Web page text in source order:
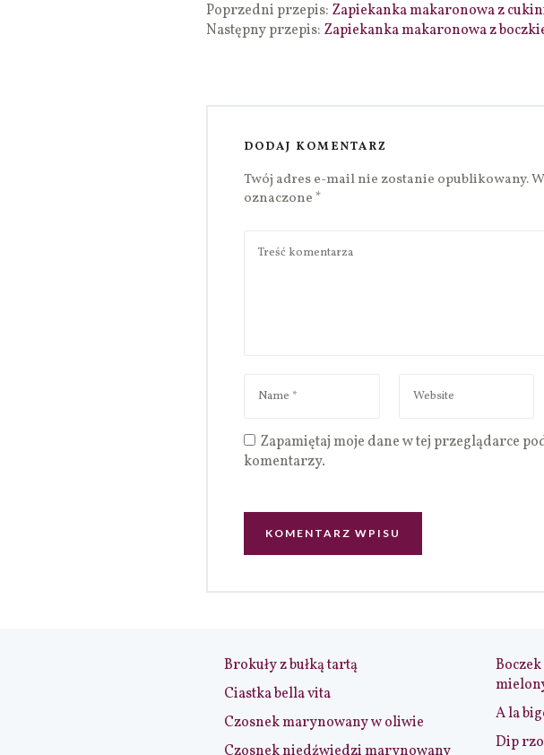
Poprzedni przepis: Zapiekanka makaronowa z
Następny przepis: Zapiekanka makaronowa z
DODAJ KOMENTARZ
Twój adres e-mail nie zostanie opublikowany.
oznaczone *
Zapamiętaj moje dane w tej przeglądarce
komentarzy.
Brokuły z bułką tartą
Ciastka bella vita
Czosnek marynowany w oliwie
A la
Dip